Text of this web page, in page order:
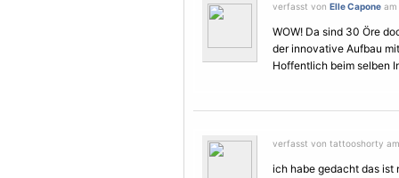
verfasst von Elle Capone am
WOW! Da sind 30 Öre
der innovative Aufbau
Hoffentlich beim selben
verfasst von tattooshorty
ich habe gedacht das ist